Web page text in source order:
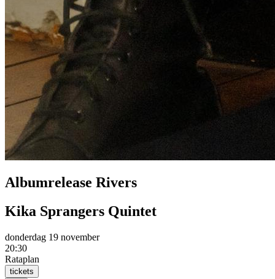
Albumrelease Rivers
Kika Sprangers Quintet
donderdag 19 november
20:30
Rataplan
tickets